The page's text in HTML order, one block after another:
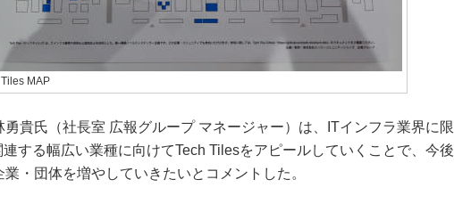
MAP
貴氏（社長室 広報グループ マネージャー）は、ITインフラ業界に限
連する幅広い業種に向けてTech Tilesをアピールしていくことで、今後
業・団体を増やしていきたいとコメントした。